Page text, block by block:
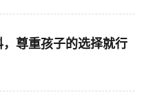
尊重孩子的选择就行